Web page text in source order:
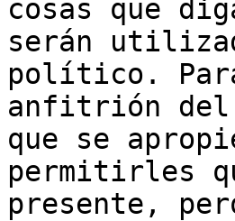
cosas que
serán
político.
anfitrión del
que se
permitirles
presente,